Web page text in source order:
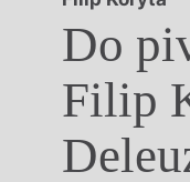
Výroční cenyDo
Filip